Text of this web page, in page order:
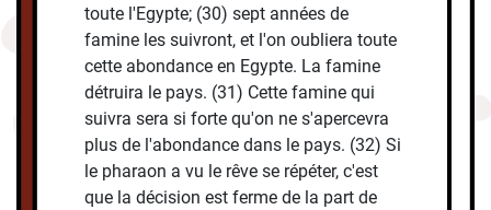
toute l'Egypte; (30) sept années de
famine les suivront, et l'on oubliera toute
cette abondance en Egypte. La famine
détruira le pays. (31) Cette famine qui
suivra sera si forte qu'on ne s'apercevra
plus de l'abondance dans le pays. (32) Si
le pharaon a vu le rêve se répéter, c'est
que la décision est ferme de la part de